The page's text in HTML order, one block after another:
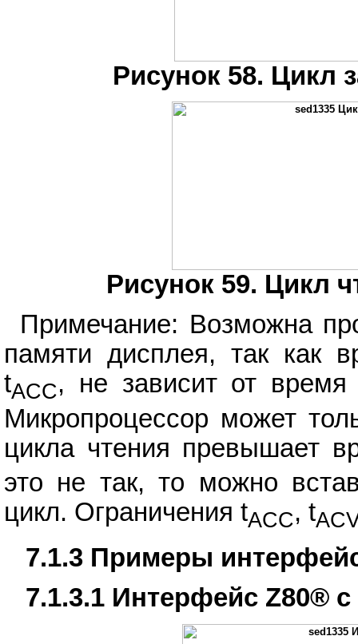
Рисунок 58. Цикл
Рисунок 59. Цикл
Примечание: Возможна
памяти дисплея, так как
tACC, не зависит от
Микропроцессор может
цикла чтения превышает
это не так, то можно
цикл. Ограничения tACC, t
7.1.3 Примеры
7.1.3.1 Интерфейс Z80® c